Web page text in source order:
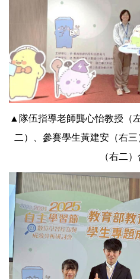
▲隊伍指導老師龔心怡教授（
二）、參賽學生黃建安（右
（右二）